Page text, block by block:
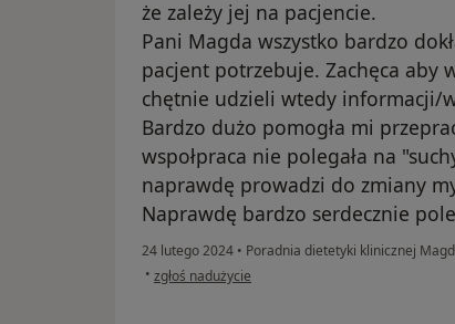
że zależy jej na pacjencie.
Pani Magda wszystko bardzo
pacjent potrzebuje. Zachęca aby
chętnie udzieli wtedy informacji/
Bardzo dużo pomogła mi
wspołpraca nie polegała na
naprawdę prowadzi do zmiany
Naprawdę bardzo serdecznie
24 lutego 2024 • Poradnia dietetyki klinicznej
• w opinii użytkownika Natalia Ja.
zgłoś nadużycie